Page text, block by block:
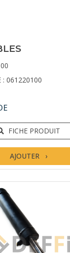
: 061220100
FICHE PRODUIT
AJOUTER